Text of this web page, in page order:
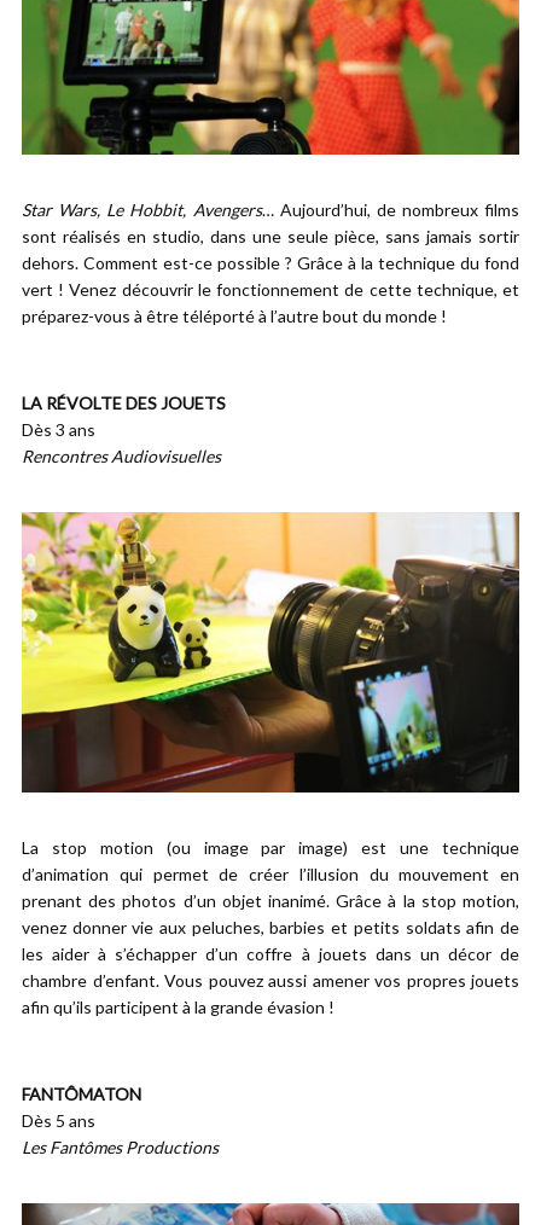
Star Wars, Le Hobbit, Avengers… Aujourd’hui, de nombreux films
sont réalisés en studio, dans une seule pièce, sans jamais sortir
dehors. Comment est-ce possible ? Grâce à la technique du fond
vert ! Venez découvrir le fonctionnement de cette technique, et
préparez-vous à être téléporté à l’autre bout du monde !
LA RÉVOLTE DES JOUETS
Dès 3 ans
Rencontres Audiovisuelles
La stop motion (ou image par image) est une technique
d’animation qui permet de créer l’illusion du mouvement en
prenant des photos d’un objet inanimé. Grâce à la stop motion,
venez donner vie aux peluches, barbies et petits soldats afin de
les aider à s’échapper d’un coffre à jouets dans un décor de
chambre d’enfant. Vous pouvez aussi amener vos propres jouets
afin qu’ils participent à la grande évasion !
FANTÔMATON
Dès 5 ans
Les Fantômes Productions